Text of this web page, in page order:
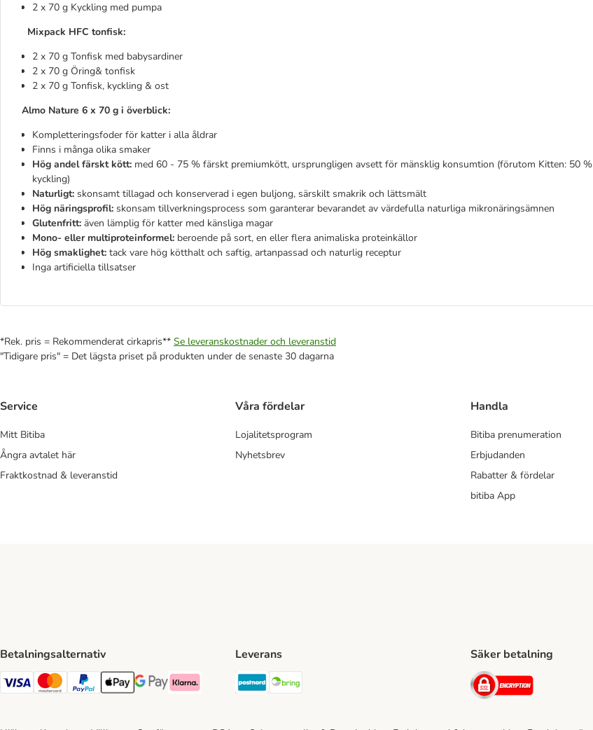
2 x 70 g Kyckling med pumpa
Mixpack HFC tonfisk:
2 x 70 g Tonfisk med babysardiner
2 x 70 g Öring& tonfisk
2 x 70 g Tonfisk, kyckling & ost
Almo Nature 6 x 70 g i överblick:
Kompletteringsfoder för katter i alla åldrar
Finns i många olika smaker
Hög andel färskt kött: med 60 - 75 % färskt premiumkött, ursprungligen avsett för mänsklig konsumtion (förutom Kitten: 50 %
kyckling)
Naturligt: skonsamt tillagad och konserverad i egen buljong, särskilt smakrik och lättsmält
Hög näringsprofil: skonsam tillverkningsprocess som garanterar bevarandet av värdefulla naturliga mikronäringsämnen
Glutenfritt: även lämplig för katter med känsliga magar
Mono- eller multiproteinformel: beroende på sort, en eller flera animaliska proteinkällor
Hög smaklighet: tack vare hög kötthalt och saftig, artanpassad och naturlig receptur
Inga artificiella tillsatser
*Rek. pris = Rekommenderat cirkapris** Se leveranskostnader och leveranstid
"Tidigare pris" = Det lägsta priset på produkten under de senaste 30 dagarna
Service
Mitt Bitiba
Ångra avtalet här
Fraktkostnad & leveranstid
Våra fördelar
Lojalitetsprogram
Nyhetsbrev
Handla
Bitiba prenumeration
Erbjudanden
Rabatter & fördelar
bitiba App
Betalningsalternativ
VISA Payment Method
Mastercard Payment Method
Paypal Payment Method
Apple Pay Payment Method
Google Pay Payment Method
Klarna Payment Method
Leverans
Postnord Shipping Method
Säker betalning
Security